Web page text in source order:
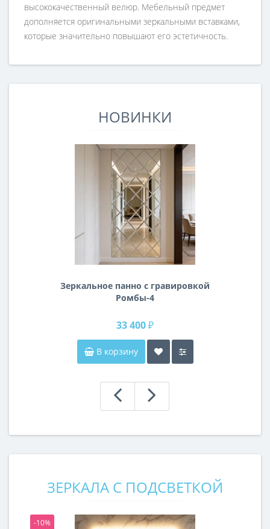
высококачественный велюр. Мебельный предмет
дополняется оригинальными зеркальными вставками,
которые значительно повышают его эстетичность.
НОВИНКИ
Зеркальное панно с гравировкой
Ромбы-4
33 400 ₽
В корзину
ЗЕРКАЛА С ПОДСВЕТКОЙ
-10%